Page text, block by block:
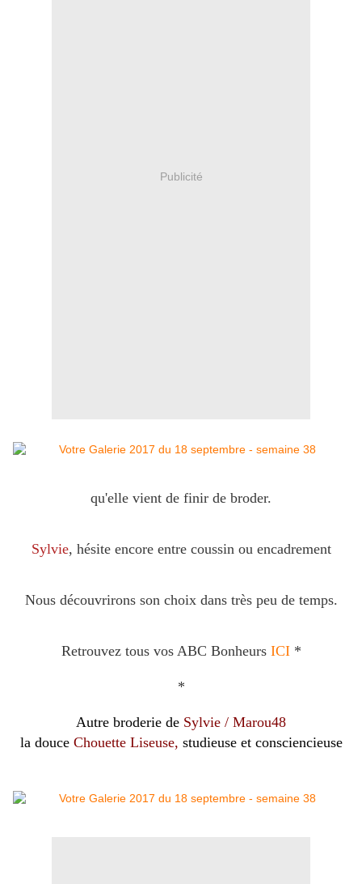
Publicité
qu'elle vient de finir de broder.
Sylvie, hésite encore entre coussin ou encadrement
Nous découvrirons son choix dans très peu de temps.
Retrouvez tous vos ABC Bonheurs ICI *
*
Autre broderie de Sylvie / Marou48
la douce Chouette Liseuse, studieuse et consciencieuse